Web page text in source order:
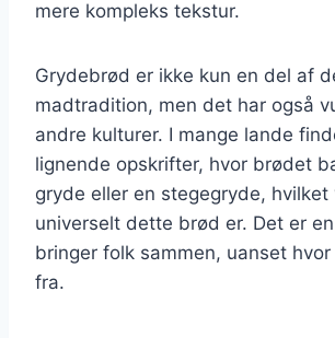
mere kompleks tekstur.
Grydebrød er ikke kun en del af
madtradition, men det har også
andre kulturer. I mange lande
lignende opskrifter, hvor brødet
gryde eller en stegegryde, hvilket
universelt dette brød er. Det er
bringer folk sammen, uanset
fra.